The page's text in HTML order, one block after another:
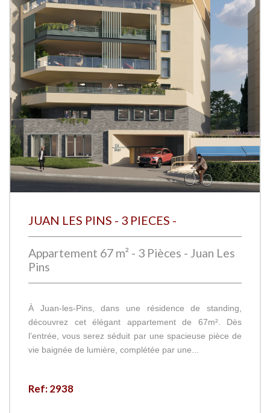
JUAN LES PINS - 3 PIECES -
Appartement 67 m² - 3 Pièces - Juan Les
Pins
À Juan-les-Pins, dans une résidence de standing,
découvrez cet élégant appartement de 67m². Dès
l’entrée, vous serez séduit par une spacieuse pièce de
vie baignée de lumière, complétée par une...
Ref: 2938